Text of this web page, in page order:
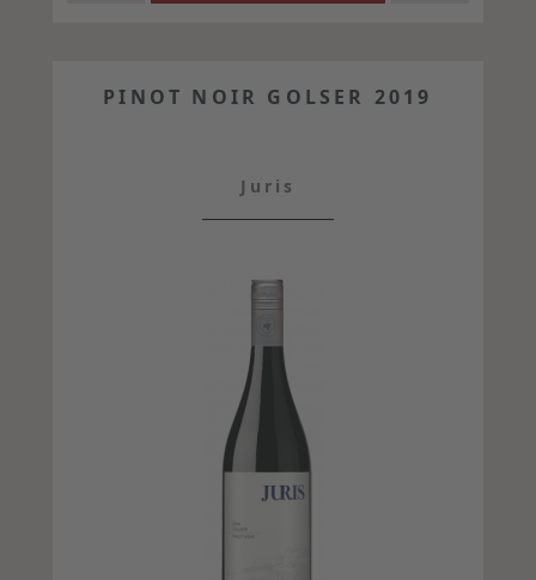
PINOT NOIR GOLSER 2019
Juris